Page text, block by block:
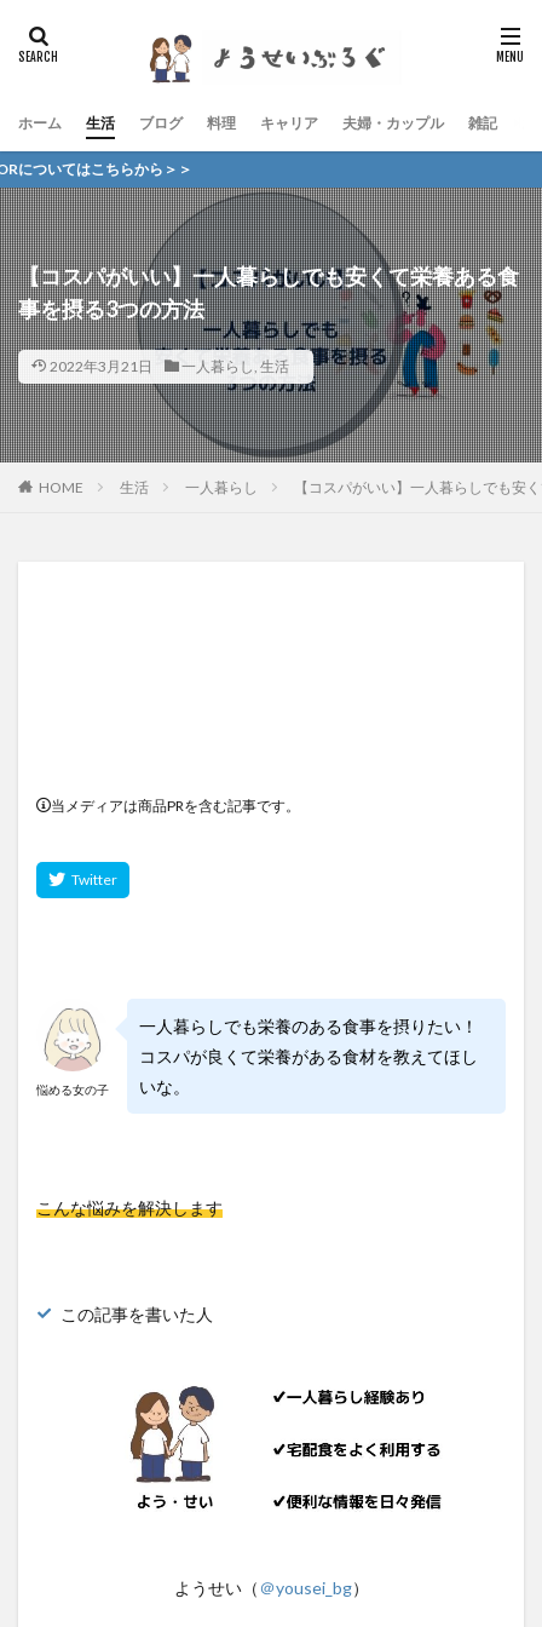
ホーム 生活 ブログ 料理 キャリア 夫婦・カップル 雑記
らから＞＞
【コスパがいい】一人暮らしでも安くて栄養ある食
事を摂る3つの方法
2022年3月21日 一人暮らし, 生活
HOME 生活 一人暮らし 【コスパがいい】一人暮らしでも安
当メディアは商品PRを含む記事です。
悩める女の子
一人暮らしでも栄養のある食事を摂りたい！
コスパが良くて栄養がある食材を教えてほし
いな。
こんな悩みを解決します
この記事を書いた人
ようせい（ ＠yousei_bg）